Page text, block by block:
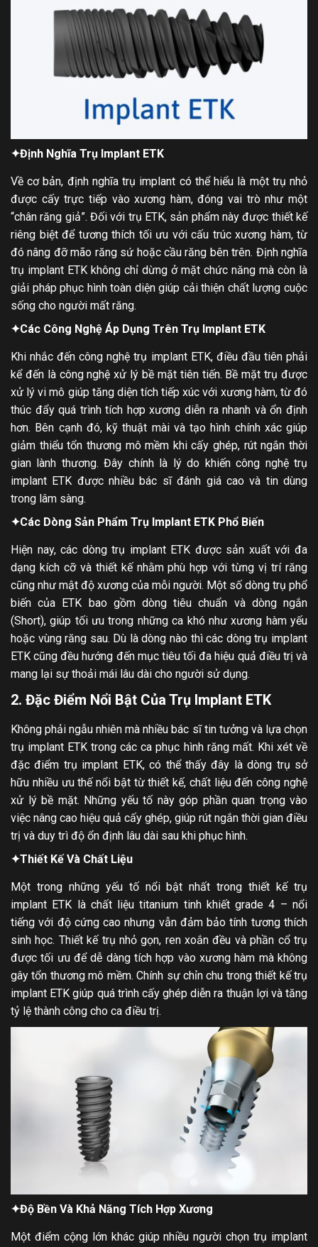
✦Định Nghĩa Trụ Implant ETK
Về cơ bản, định nghĩa trụ implant có thể hiểu là một trụ nhỏ
được cấy trực tiếp vào xương hàm, đóng vai trò như một
“chân răng giả”. Đối với trụ ETK, sản phẩm này được thiết kế
riêng biệt để tương thích tối ưu với cấu trúc xương hàm, từ
đó nâng đỡ mão răng sứ hoặc cầu răng bên trên. Định nghĩa
trụ implant ETK không chỉ dừng ở mặt chức năng mà còn là
giải pháp phục hình toàn diện giúp cải thiện chất lượng cuộc
sống cho người mất răng.
✦Các Công Nghệ Áp Dụng Trên Trụ Implant ETK
Khi nhắc đến công nghệ trụ implant ETK, điều đầu tiên phải
kể đến là công nghệ xử lý bề mặt tiên tiến. Bề mặt trụ được
xử lý vi mô giúp tăng diện tích tiếp xúc với xương hàm, từ đó
thúc đẩy quá trình tích hợp xương diễn ra nhanh và ổn định
hơn. Bên cạnh đó, kỹ thuật mài và tạo hình chính xác giúp
giảm thiểu tổn thương mô mềm khi cấy ghép, rút ngắn thời
gian lành thương. Đây chính là lý do khiến công nghệ trụ
implant ETK được nhiều bác sĩ đánh giá cao và tin dùng
trong lâm sàng.
✦Các Dòng Sản Phẩm Trụ Implant ETK Phổ Biến
Hiện nay, các dòng trụ implant ETK được sản xuất với đa
dạng kích cỡ và thiết kế nhằm phù hợp với từng vị trí răng
cũng như mật độ xương của mỗi người. Một số dòng trụ phổ
biến của ETK bao gồm dòng tiêu chuẩn và dòng ngắn
(Short), giúp tối ưu trong những ca khó như xương hàm yếu
hoặc vùng răng sau. Dù là dòng nào thì các dòng trụ implant
ETK cũng đều hướng đến mục tiêu tối đa hiệu quả điều trị và
mang lại sự thoải mái lâu dài cho người sử dụng.
2. Đặc Điểm Nổi Bật Của Trụ Implant ETK
Không phải ngẫu nhiên mà nhiều bác sĩ tin tưởng và lựa chọn
trụ implant ETK trong các ca phục hình răng mất. Khi xét về
đặc điểm trụ implant ETK, có thể thấy đây là dòng trụ sở
hữu nhiều ưu thế nổi bật từ thiết kế, chất liệu đến công nghệ
xử lý bề mặt. Những yếu tố này góp phần quan trọng vào
việc nâng cao hiệu quả cấy ghép, giúp rút ngắn thời gian điều
trị và duy trì độ ổn định lâu dài sau khi phục hình.
✦Thiết Kế Và Chất Liệu
Một trong những yếu tố nổi bật nhất trong thiết kế trụ
implant ETK là chất liệu titanium tinh khiết grade 4 – nổi
tiếng với độ cứng cao nhưng vẫn đảm bảo tính tương thích
sinh học. Thiết kế trụ nhỏ gọn, ren xoắn đều và phần cổ trụ
được tối ưu để dễ dàng tích hợp vào xương hàm mà không
gây tổn thương mô mềm. Chính sự chỉn chu trong thiết kế trụ
implant ETK giúp quá trình cấy ghép diễn ra thuận lợi và tăng
tỷ lệ thành công cho ca điều trị.
✦Độ Bền Và Khả Năng Tích Hợp Xương
Một điểm cộng lớn khác giúp nhiều người chọn trụ implant